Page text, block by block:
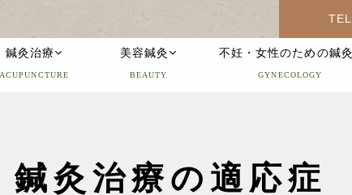
鍼灸治療
ACUPUNCTURE
美容鍼灸
BEAUTY
不妊・女性のための鍼
GYNECOLOGY
鍼灸治療の適応症